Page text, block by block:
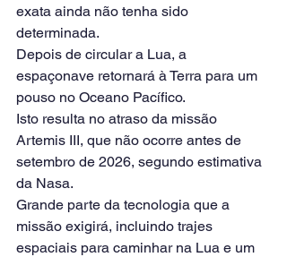
exata ainda não tenha sido
determinada.
Depois de circular a Lua, a
espaçonave retornará à Terra para um
pouso no Oceano Pacífico.
Isto resulta no atraso da missão
Artemis III, que não ocorre antes de
setembro de 2026, segundo estimativa
da Nasa.
Grande parte da tecnologia que a
missão exigirá, incluindo trajes
espaciais para caminhar na Lua e um